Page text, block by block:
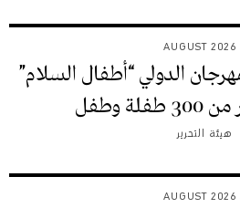
الدورة 18 المهرجان الدولي “أطفال السلام”
وطفل
هيئة التحرير